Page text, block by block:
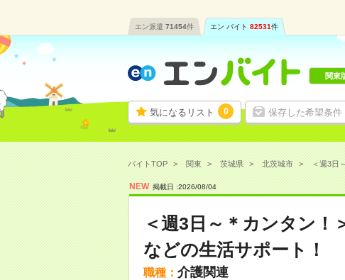
エン派遣 71454件 エン バイト 82531件
気になるリスト 0 保存した希望条件
関東
バイトTOP 関東 茨城県 北茨城市 ＜週3日
NEW 掲載日 :2026/08/04
＜週3日～＊カンタン！
などの生活サポート！
職種： 介護関連